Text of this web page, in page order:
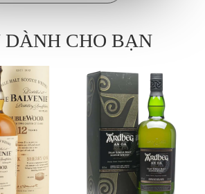
12 NĂM: BẢN HÒA CA HƯƠNG VỊ
Mở đầu bằng hương cam chín mọng, táo vàng,
bản giao hưởng tươi mát và đầy tinh tế đánh
Khi khám phá sâu hơn, ta sẽ nhận ra sự hiện
mang đến vị ngọt thanh và tinh tế, len lỏi qua
DÀNH CHO BẠN